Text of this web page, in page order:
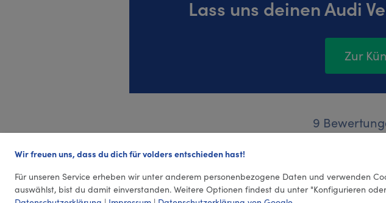
Lass uns deinen Audi
Zur
9
Wir freuen uns, dass du dich für volders entschieden hast!
Für unseren Service erheben wir unter anderem personenbezogene Daten und verwenden
auswählst, bist du damit einverstanden. Weitere Optionen findest du unter "Konfigurieren